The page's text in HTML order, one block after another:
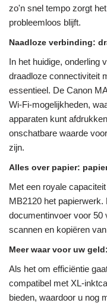
zo'n snel tempo zorgt
probleemloos blijft.
Naadloze verbinding:
In het huidige, onderling
draadloze connectiviteit
essentieel. De Canon
Wi-Fi-mogelijkheden,
apparaten kunt
onschatbare waarde
zijn.
Alles over papier:
Met een royale
MB2120 het
documentinvoer voor 50
scannen en kopiëren
Meer waar voor uw
Als het om efficiëntie
compatibel met XL-
bieden, waardoor u nog